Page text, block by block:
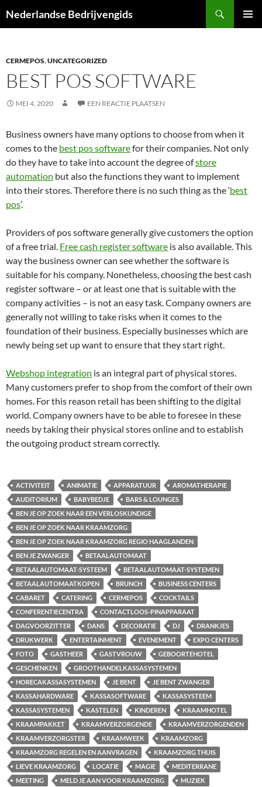
naar
Nederlandse Bedrijvengids
CERMEPOS,UNCATEGORIZED
BEST POS SOFTWARE
MEI 4, 2020 EEN REACTIE PLAATSEN
Business owners have many options to choose from when it
comes to the best pos softwarefor their companies. Not only
do they have to take into account the degree ofstore
automation but also the functions they want to implement
into their stores. Therefore there is no such thing as the ‘best
pos’.
Providers of pos software generally give customers the option
of a free trial. Free cash register software is also available. This
way the business owner can see whether the software is
suitable for his company. Nonetheless, choosing the best cash
register software – or at least one that is suitable with the
company activities – is not an easy task. Company owners are
generally not willing to take risks when it comes to the
foundation of their business. Especially businesses which are
newly being set up want to ensure that they start right.
Webshop integration is an integral part of physical stores.
Many customers prefer to shop from the comfort of their own
homes. For this reason retail has been shifting to the digital
world. Company owners have to be able to foresee in these
needs by taking their physical stores online and to establish
the outgoing product stream correctly.
ACTIVITEIT ANIMATIE APPARATUUR
AROMATHERAPIE
AUDITORIUM
BABYBEDJE
BARS & LOUNGES
BEN JE OP ZOEK NAAR EEN VERLOSKUNDIGE
BEN JE OP ZOEK NAAR KRAAMZORG
BEN JE OP ZOEK NAAR KRAAMZORG REGIO HAAGLANDEN
BEN JE ZWANGER
BETAALAUTOMAAT
BETAALAUTOMAAT-SYSTEEM
BETAALAUTOMAAT-SYSTEMEN
BETAALAUTOMAATKOPEN
BRUNCH
BUSINESS CENTERS
CABARET
CATERING CERMEPOS
COCKTAILS
CONFERENTIECENTRA
CONTACTLOOS-PINAPPARAAT
DAGVOORZITTER
DANS DECORATIE DJ
DRANKJES
DRUKWERK
ENTERTAINMENT EVENEMENT
EXPO CENTERS
FOTO
GASTHEER GASTVROUW
GEBOORTEHOTEL
GESCHENKEN
GROOTHANDELKASSASYSTEMEN
HORECAKASSASYSTEMEN
JE BENT
JE BENT ZWANGER
KASSAHARDWARE
KASSASOFTWARE
KASSASYSTEEM
KASSASYSTEMEN
KASTELEN KINDEREN
KRAAMHOTEL
KRAAMPAKKET
KRAAMVERZORGENDE
KRAAMVERZORGENDEN
KRAAMVERZORGSTER
KRAAMWEEK
KRAAMZORG
KRAAMZORG REGELEN EN AANVRAGEN
KRAAMZORG THUIS
LIEVE KRAAMZORG
LOCATIE MAGIE
MEDITERRANE
MEETING
MELD JE AAN VOOR KRAAMZORG
MUZIEK